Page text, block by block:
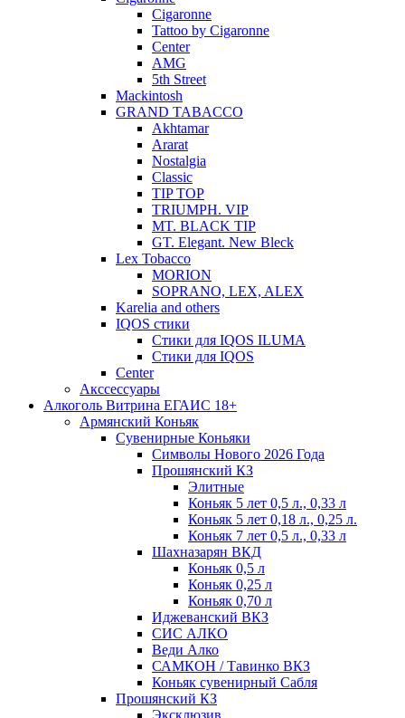
Cigaronne
Tattoo by Cigaronne
Center
AMG
5th Street
Mackintosh
GRAND TABACCO
Akhtamar
Ararat
Nostalgia
Classic
TIP TOP
TRIUMPH. VIP
MT. BLACK TIP
GT. Elegant. New Bleck
Lex Tobacco
MORION
SOPRANO, LEX, ALEX
Karelia and others
IQOS стики
Стики для IQOS ILUMA
Стики для IQOS
Сenter
Акссессуары
Алкоголь Витрина ЕГАИС 18+
Армянский Коньяк
Сувенирные Коньяки
Символы Нового 2026 Года
Прошянский КЗ
Элитные
Коньяк 5 лет 0,5 л., 0,33 л
Коньяк 5 лет 0,18 л., 0,25 л.
Коньяк 7 лет 0,5 л., 0,33 л
Шахназарян ВКД
Коньяк 0,5 л
Коньяк 0,25 л
Коньяк 0,70 л
Иджеванский ВКЗ
СИС АЛКО
Веди Алко
САМКОН / Тавинко ВКЗ
Коньяк сувенирный Сабля
Прошянский КЗ
Эксклюзив